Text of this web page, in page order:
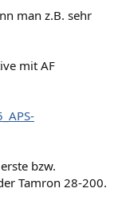
man z.B. sehr
mit AF
bzw.
Tamron 28-200.